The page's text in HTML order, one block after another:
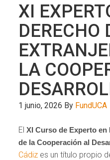
XI
DERECHO
LA
1 junio, 2026 By FundUCA
ElXI Curso de Experto
de la Cooperación al
Cádiz es un título propio